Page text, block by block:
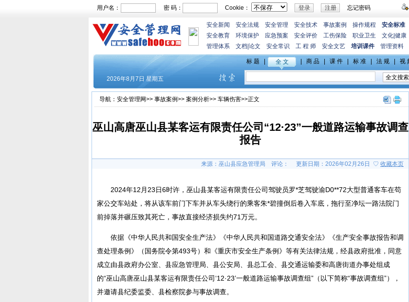
用户名： 密 码： Cookie： 忘记密码
安全新闻 安全法规 安全管理 安全技术 事故案例 操作规程
安全标准
安全教育
环境保护 应急预案 安全评价 工伤保险 职业卫生 文化 健康
管理体系
文档 论文 安全常识 工 程 师 安全文艺 培训课件 管理资料
导航： 安全管理网>> 事故案例>> 案例分析>> 车辆伤害>>正文
巫山高唐巫山县某客运有限责任公司“12·23”一般道路运输事故调查
报告
来源：巫山县应急管理局 评论： 更新日期：2026年02月26日 ♡ 收藏本页
2024年12月23日6时许，巫山县某客运有限责任公司驾驶员罗*芝驾驶渝D0**72大型普通客车在苟
家公交车站处，将从该车前门下车并从车头绕行的乘客朱*碧撞倒后卷入车底，拖行至净坛一路法院门
前掉落并碾压致其死亡，事故直接经济损失约71万元。
依据《中华人民共和国安全生产法》《中华人民共和国道路交通安全法》《生产安全事故报告和调
查处理条例》（国务院令第493号）和《重庆市安全生产条例》等有关法律法规，经县政府批准，同意
成立由县政府办公室、县应急管理局、县公安局、县总工会、县交通运输委和高唐街道办事处组成
的“巫山高唐巫山县某客运有限责任公司‘12·23’一般道路运输事故调查组”（以下简称“事故调查组”），
并邀请县纪委监委、县检察院参与事故调查。